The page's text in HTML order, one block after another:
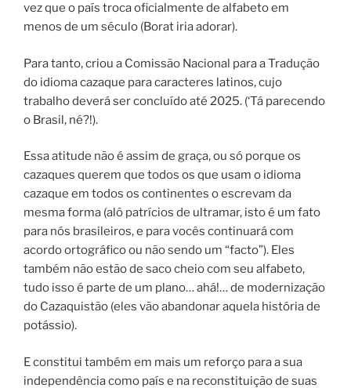
vez que o país troca oficialmente de alfabeto em
menos de um século (Borat iria adorar).
Para tanto, criou a Comissão Nacional para a Tradução
do idioma cazaque para caracteres latinos, cujo
trabalho deverá ser concluído até 2025. (‘Tá parecendo
o Brasil, né?!).
Essa atitude não é assim de graça, ou só porque os
cazaques querem que todos os que usam o idioma
cazaque em todos os continentes o escrevam da
mesma forma (alô patrícios de ultramar, isto é um fato
para nós brasileiros, e para vocês continuará com
acordo ortográfico ou não sendo um “facto”). Eles
também não estão de saco cheio com seu alfabeto,
tudo isso é parte de um plano… ahá!… de modernização
do Cazaquistão (eles vão abandonar aquela história de
potássio).
E constitui também em mais um reforço para a sua
independência como país e na reconstituição de suas